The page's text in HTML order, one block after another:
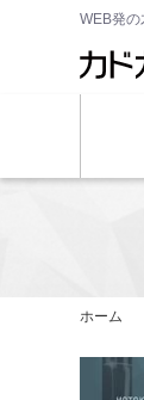
WEB発
ホーム